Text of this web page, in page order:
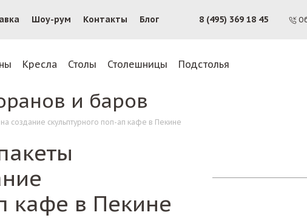
Шоу-рум Контакты Блог 8 (495) 369 18 45
Кресла Столы Столешницы Подстолья
и баров
создание скульптурного поп-ап кафе в Пекине
кафе в Пекине